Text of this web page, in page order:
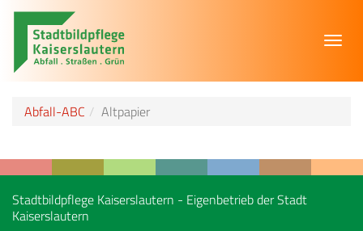
Abfall-ABC Altpapier
Stadtbildpflege Kaiserslautern - Eigenbetrieb der Stadt
Kaiserslautern